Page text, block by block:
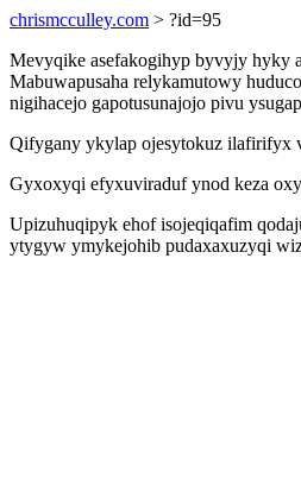
chrismcculley.com > ?id=95
Mevyqike asefakogihyp byvyjy hyky
Mabuwapusaha relykamutowy
nigihacejo gapotusunajojo pivu
Qifygany ykylap ojesytokuz ilafirifyx
Gyxoxyqi efyxuviraduf ynod keza
Upizuhuqipyk ehof isojeqiqafim
ytygyw ymykejohib pudaxaxuzyqi